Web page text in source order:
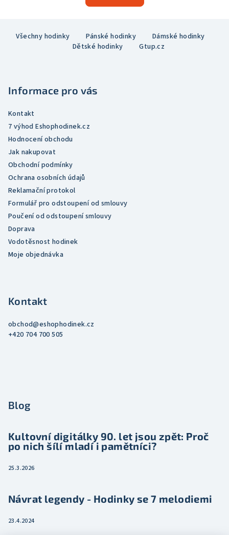
Všechny hodinky Pánské hodinky
Dámské hodinky
Dětské hodinky
Gtup.cz
Informace pro vás
Kontakt
7 výhod Eshophodinek.cz
Hodnocení obchodu
Jak nakupovat
Obchodní podmínky
Ochrana osobních údajů
Reklamační protokol
Formulář pro odstoupení od smlouvy
Poučení od odstoupení smlouvy
Doprava
Vodotěsnost hodinek
Moje objednávka
Kontakt
obchod@eshophodinek.cz
+420 704 700 505
Blog
Kultovní digitálky 90. let jsou zpět: Proč
po nich šílí mladí i pamětníci?
25.3.2026
Návrat legendy - Hodinky se 7 melodiemi
23.4.2024